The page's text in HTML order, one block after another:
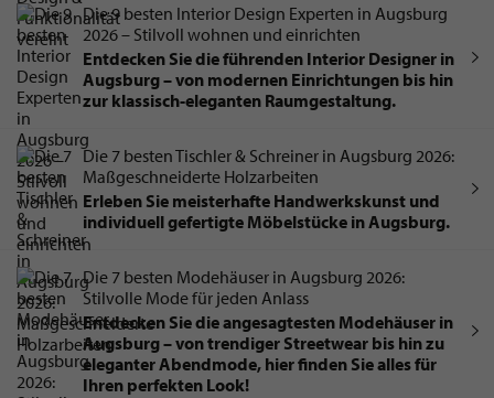
Die 9 besten Interior Design Experten in Augsburg
2026 – Stilvoll wohnen und einrichten
Entdecken Sie die führenden Interior Designer in
Augsburg – von modernen Einrichtungen bis hin
zur klassisch-eleganten Raumgestaltung.
Die 7 besten Tischler & Schreiner in Augsburg 2026:
Maßgeschneiderte Holzarbeiten
Erleben Sie meisterhafte Handwerkskunst und
individuell gefertigte Möbelstücke in Augsburg.
Die 7 besten Modehäuser in Augsburg 2026:
Stilvolle Mode für jeden Anlass
Entdecken Sie die angesagtesten Modehäuser in
Augsburg – von trendiger Streetwear bis hin zu
eleganter Abendmode, hier finden Sie alles für
Ihren perfekten Look!